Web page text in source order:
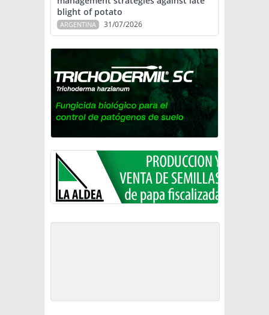
blight of potato
ARGENTINA 31/07/2026